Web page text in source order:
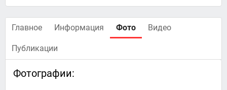
Главное Информация Фото Видео
Публикации
Фотографии: